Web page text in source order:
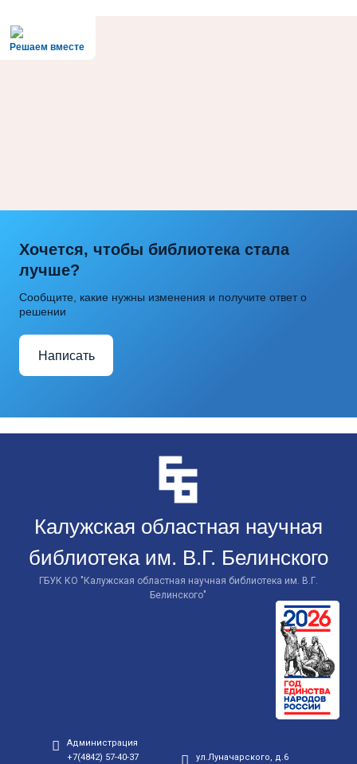
Решаем вместе
Хочется, чтобы библиотека стала
лучше?
Сообщите, какие нужны изменения и получите ответ о
решении
Написать
Калужская областная научная
библиотека им. В.Г. Белинского
ГБУК КО "Калужская областная научная библиотека им. В.Г.
Белинского"
Администрация
+7(4842) 57-40-37
ул.Луначарского, д.6